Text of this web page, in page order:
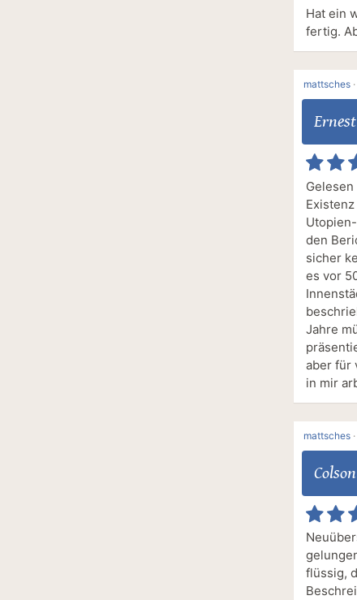
Hat ein
fertig.
mattsches ·
den
sicher
es vor
Jahre
aber für
in mir
mattsches ·
flüssig,